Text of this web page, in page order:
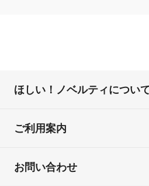
ほしい！ノベルティについ
ご利用案内
お問い合わせ